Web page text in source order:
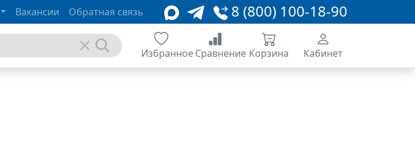
8 (800) 100-18-90
Вакансии Обратная связь
ИзбранноеСравнение Корзина Кабинет